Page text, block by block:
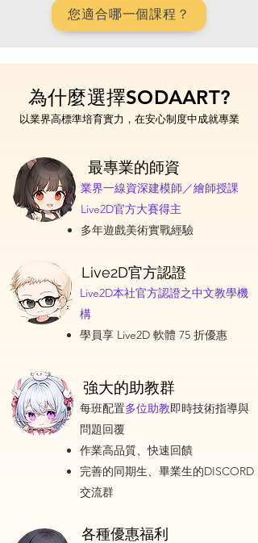
您適合哪一個課程？
為什麼選擇SODAART?
以業界高標準培育實力，在安心制度中成就專業
最專業的師資
業界一線資深建模師／繪師授課
Live2D官方大賽得主
多年遊戲美術實戰經驗
Live2D官方認證
Live2D本社官方認證之中文教學機
構
學員享 Live2D 軟體 75 折優惠
強大的助教群
每班配置多位助教即時技術指導與
問題回覆
作業高品質、快速回饋
完善的同期生、畢業生的DISCORD
交流群
各種優惠福利